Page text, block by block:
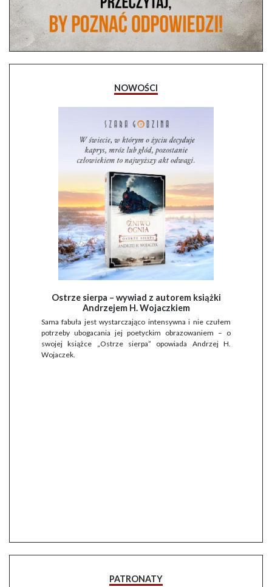
NOWOŚCI
Ostrze sierpa – wywiad z autorem książki
Andrzejem H. Wojaczkiem
Sama fabuła jest wystarczająco intensywna i nie czułem
potrzeby ubogacania jej poetyckim obrazowaniem – o
swojej książce „Ostrze sierpa” opowiada Andrzej H.
Wojaczek.
PATRONATY